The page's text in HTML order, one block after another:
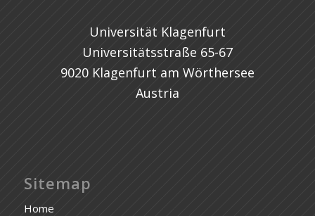
Universität Klagenfurt
Universitätsstraße 65-67
9020 Klagenfurt am Wörthersee
Austria
Sitemap
Home